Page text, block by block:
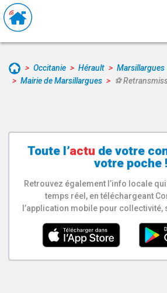
Occitanie Hérault
Marsillargues
Mairie de Marsillargues
⚽
Toute l’actu de votre
votre poche !
Retrouvez également l’info locale
temps réel, en téléchargeant
l’application mobile pour collectivité,